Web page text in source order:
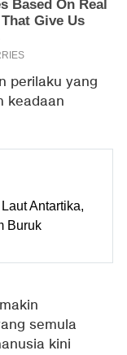
perilaku yang
keadaan
Antartika,
Buruk
semula
kini